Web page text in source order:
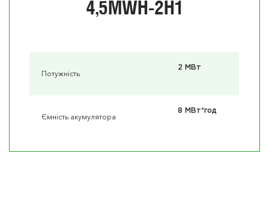
4,5MWH-2H1
Потужність
2 МВт
Ємність акумулятора
8 МВт*год